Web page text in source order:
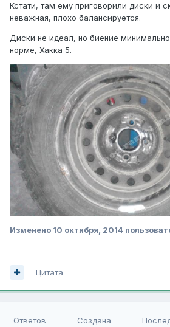
Кстати, там ему приговорили диски и
неважная, плохо балансируется.
Диски не идеал, но биение
норме, Хакка 5.
Изменено 10 октября, 2014
Цитата
Ответов Создана